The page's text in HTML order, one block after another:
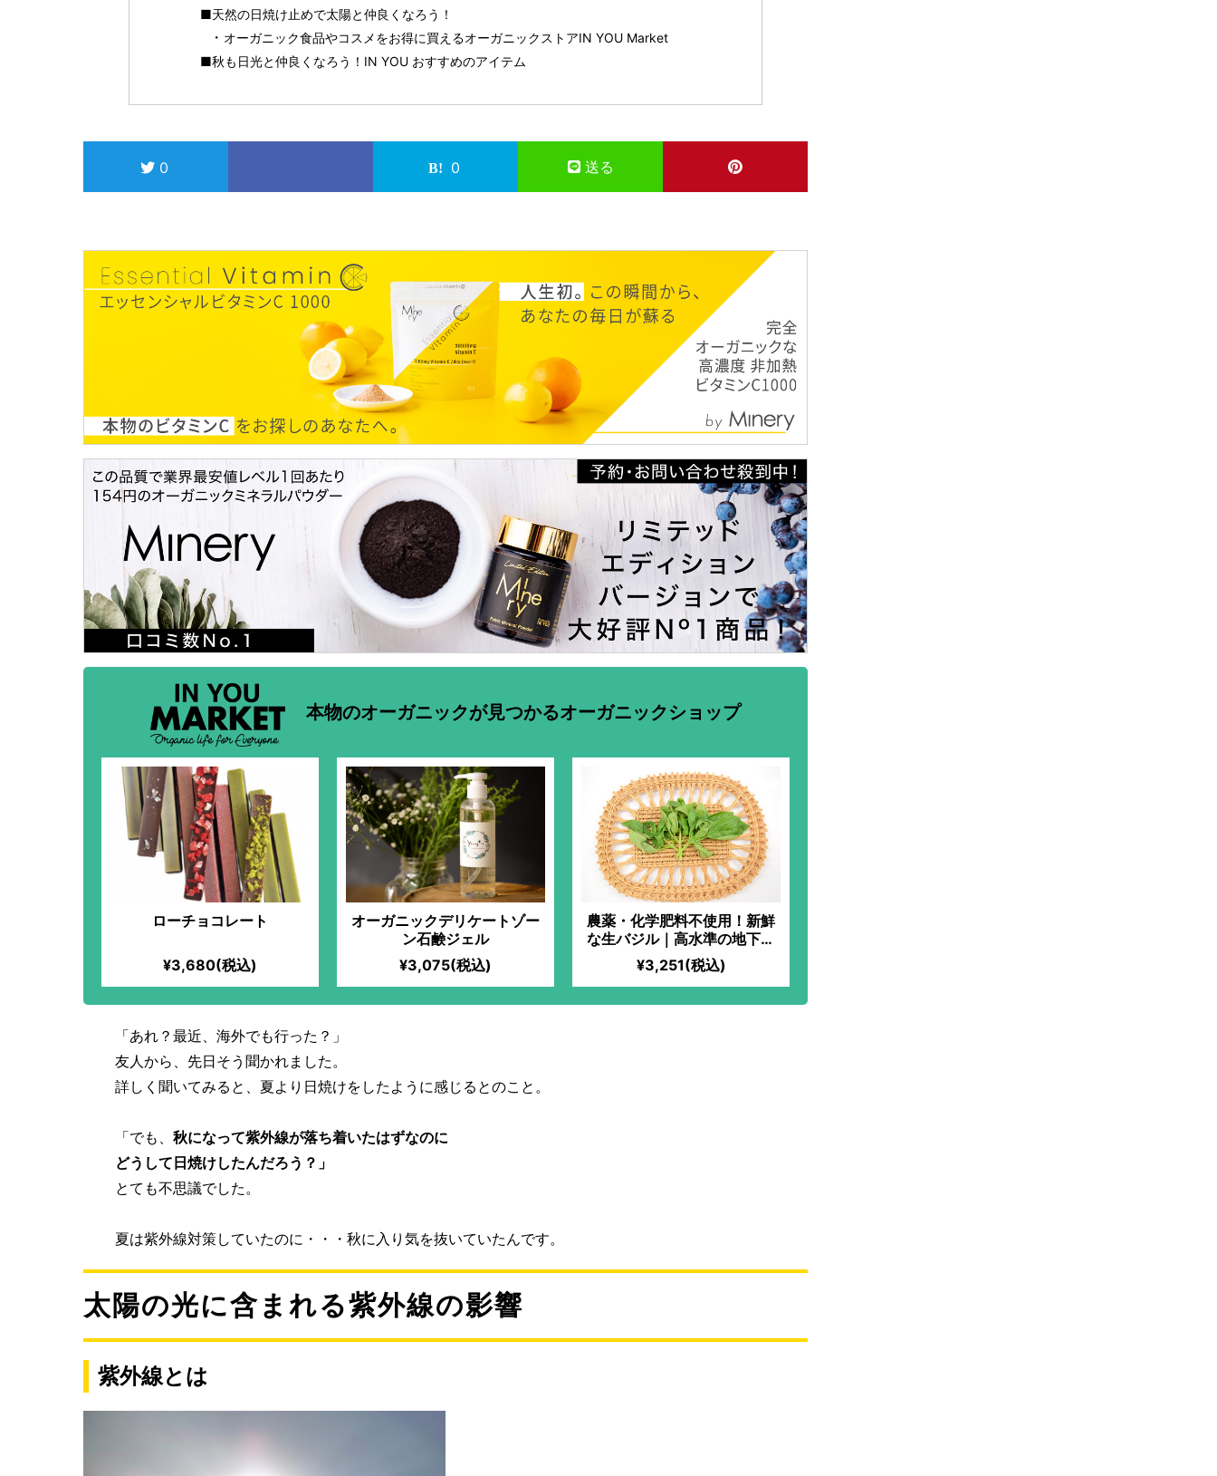
■天然の日焼け止めで太陽と仲良くなろう！
オーガニック食品やコスメをお得に買えるオーガニックストアIN YOU Market
■秋も日光と仲良くなろう！IN YOU おすすめのアイテム
0 0 送る
本物のオーガニックが見つかるオーガニックショップ
ローチョコレート
¥3,680(税込)
オーガニックデリケートゾー
ン石鹸ジェル
¥3,075(税込)
農薬・化学肥料不使用！新鮮
な生バジル｜高水準の地下水
を使用！ハーブ初心者でも気
軽に楽しめる、アレンジ自在
なフレッシュバジル！スイー
ツ、パスタソース、オムレス
¥3,251(税込)
「あれ？最近、海外でも行った？」
友人から、先日そう聞かれました。
詳しく聞いてみると、夏より日焼けをしたように感じるとのこと。
「でも、 秋になって紫外線が落ち着いたはずなのに
どうして日焼けしたんだろう？」
とても不思議でした。
夏は紫外線対策していたのに・・・秋に入り気を抜いていたんです。
太陽の光に含まれる紫外線の影響
紫外線とは